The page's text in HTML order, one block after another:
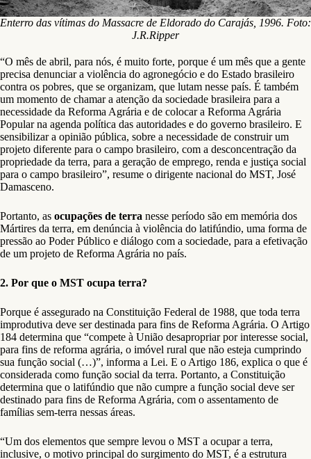
Enterro das vítimas do Massacre de Eldorado do Carajás, 1996. Foto:
J.R.Ripper
“O mês de abril, para nós, é muito forte, porque é um mês que a gente
precisa denunciar a violência do agronegócio e do Estado brasileiro
contra os pobres, que se organizam, que lutam nesse país. É também
um momento de chamar a atenção da sociedade brasileira para a
necessidade da Reforma Agrária e de colocar a Reforma Agrária
Popular na agenda política das autoridades e do governo brasileiro. E
sensibilizar a opinião pública, sobre a necessidade de construir um
projeto diferente para o campo brasileiro, com a desconcentração da
propriedade da terra, para a geração de emprego, renda e justiça social
para o campo brasileiro”, resume o dirigente nacional do MST, José
Damasceno.
Portanto, as ocupações de terra nesse período são em memória dos
Mártires da terra, em denúncia à violência do latifúndio, uma forma de
pressão ao Poder Público e diálogo com a sociedade, para a efetivação
de um projeto de Reforma Agrária no país.
2. Por que o MST ocupa terra?
Porque é assegurado na Constituição Federal de 1988, que toda terra
improdutiva deve ser destinada para fins de Reforma Agrária. O Artigo
184 determina que “compete à União desapropriar por interesse social,
para fins de reforma agrária, o imóvel rural que não esteja cumprindo
sua função social (…)”, informa a Lei. E o Artigo 186, explica o que é
considerada como função social da terra. Portanto, a Constituição
determina que o latifúndio que não cumpre a função social deve ser
destinado para fins de Reforma Agrária, com o assentamento de
famílias sem-terra nessas áreas.
“Um dos elementos que sempre levou o MST a ocupar a terra,
inclusive, o motivo principal do surgimento do MST, é a estrutura